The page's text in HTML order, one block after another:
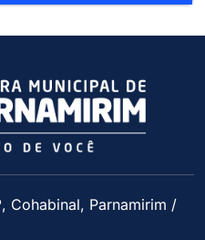
Cohabinal, Parnamirim /